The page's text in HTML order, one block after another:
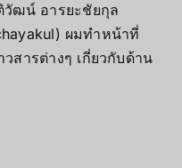
ฒน์ อารยะชัยกุล
ผมทำหน้าที่
สารต่างๆ เกี่ยวกับด้าน